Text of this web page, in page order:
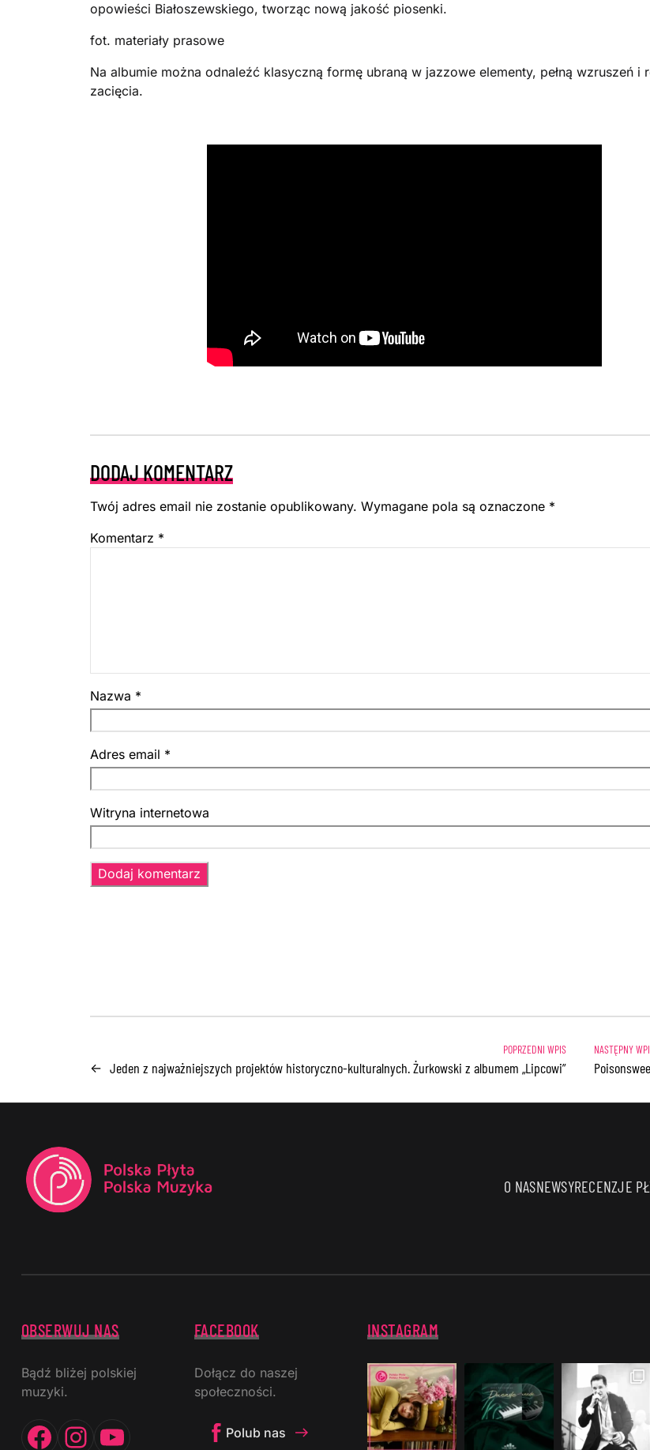
opowieści Białoszewskiego, tworząc nową jakość piosenki.
fot. materiały prasowe
Na albumie można odnaleźć klasyczną formę ubraną w jazzowe elementy, pełną wzruszeń i
zacięcia.
DODAJ KOMENTARZ
Twój adres email nie zostanie opublikowany. Wymagane pola są oznaczone *
Komentarz *
Nazwa *
Adres email *
Witryna internetowa
← Jeden z najważniejszych projektów historyczno-kulturalnych. Żurkowski z albumem „Lipcowi”
O NASNEWSYRECENZJE
OBSERWUJ NAS
Bądź bliżej polskiej
muzyki.
Facebook
Instagram
YouTube
FACEBOOK
Dołącz do naszej
społeczności.
Polub nas
INSTAGRAM